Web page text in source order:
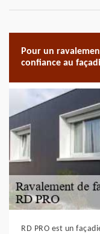
Pour un
confiance au
RD PRO est un